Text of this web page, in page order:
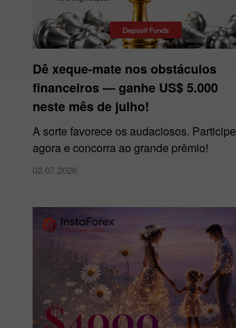
Dê xeque-mate nos obstáculos
financeiros — ganhe US$ 5.000
neste mês de julho!
A sorte favorece os audaciosos. Participe
agora e concorra ao grande prêmio!
02.07.2026